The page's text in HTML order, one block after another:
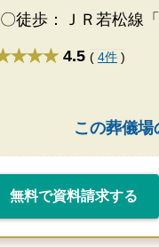
〇徒歩：ＪＲ若松線
4.5 ( 4件 )
この葬儀場
無料で資料請求する